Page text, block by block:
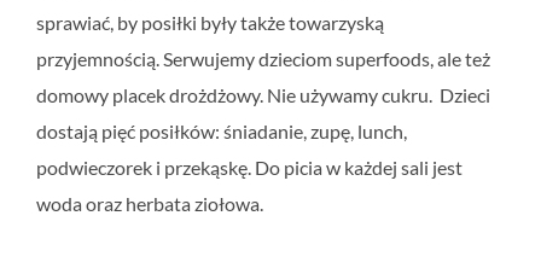
sprawiać, by posiłki były także towarzyską
przyjemnością. Serwujemy dzieciom superfoods, ale też
domowy placek drożdżowy. Nie używamy cukru. Dzieci
dostają pięć posiłków: śniadanie, zupę, lunch,
podwieczorek i przekąskę. Do picia w każdej sali jest
woda oraz herbata ziołowa.